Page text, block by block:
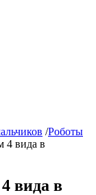
/Роботы
4 вида в
вида в